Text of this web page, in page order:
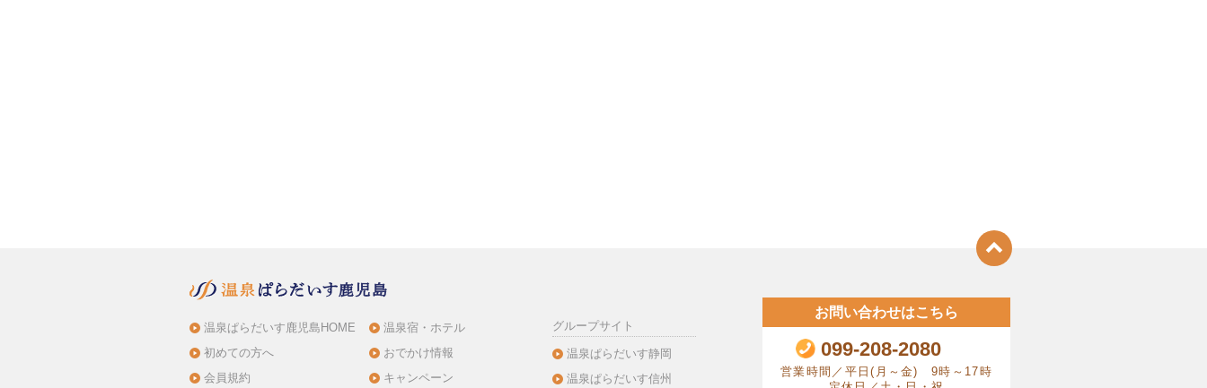
温泉ぱらだいす鹿児島HOME
初めての方へ
会員規約
温泉宿・ホテル
おでかけ情報
キャンペーン
グループサイト
温泉ぱらだいす静岡
温泉ぱらだいす信州
お問い合わせはこちら
099-208-2080
営業時間／平日(月～金) 9時～17時